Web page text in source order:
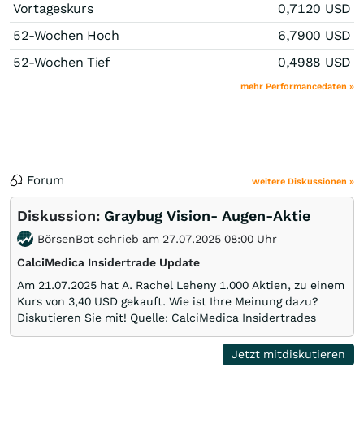
Vortageskurs 0,7120 USD
52-Wochen Hoch
6,7900 USD
52-Wochen Tief
0,4988 USD
mehr Performancedaten »
Forum weitere Diskussionen »
Diskussion: Graybug Vision- Augen-Aktie
BörsenBot schrieb am 27.07.2025 08:00 Uhr
CalciMedica Insidertrade Update
Am 21.07.2025 hat A. Rachel Leheny 1.000 Aktien, zu einem
Kurs von 3,40 USD gekauft. Wie ist Ihre Meinung dazu?
Diskutieren Sie mit! Quelle: CalciMedica Insidertrades
Jetzt mitdiskutieren